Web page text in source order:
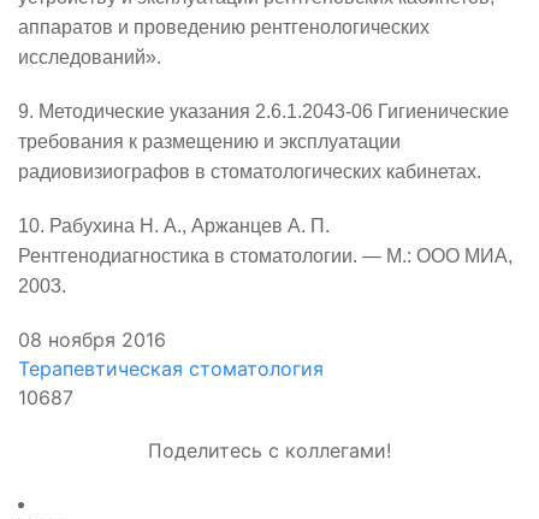
аппаратов и проведению рентгенологических
исследований».
9. Методические указания 2.6.1.2043-06 Гигиенические
требования к размещению и эксплуатации
радиовизиографов в стоматологических кабинетах.
10. Рабухина Н. А., Аржанцев А. П.
Рентгенодиагностика в стоматологии. — М.: ООО МИА,
2003.
08 ноября 2016
Терапевтическая стоматология
10687
Поделитесь с коллегами!